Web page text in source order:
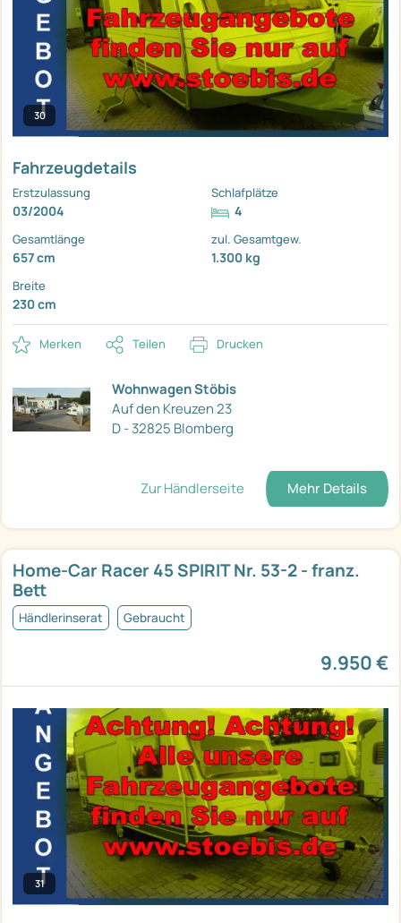
30
Fahrzeugdetails
Erstzulassung
03/2004
Schlafplätze
4
Gesamtlänge
657 cm
zul. Gesamtgew.
1.300 kg
Breite
230 cm
Merken Teilen Drucken
Wohnwagen Stöbis
Auf den Kreuzen 23
D - 32825 Blomberg
Zur Händlerseite Mehr Details
Home-Car Racer 45 SPIRIT Nr. 53-2 - franz.
Bett
Händlerinserat Gebraucht
9.950 €
31